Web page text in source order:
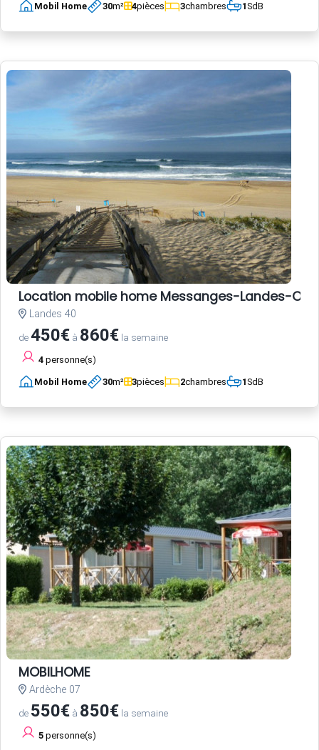
Mobil Home 30m² 4pièces 3chambres 1SdB
Location mobile home Messanges-Landes-
Landes 40
de450€ à 860€ la semaine
4 personne(s)
Mobil Home 30m² 3pièces 2chambres 1SdB
MOBILHOME
Ardèche 07
de 550€ à 850€ la semaine
5 personne(s)